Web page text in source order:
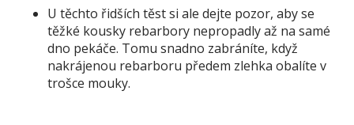
U těchto řidších těst si ale dejte pozor, aby se
těžké kousky rebarbory nepropadly až na samé
dno pekáče. Tomu snadno zabráníte, když
nakrájenou rebarboru předem zlehka obalíte v
trošce mouky.